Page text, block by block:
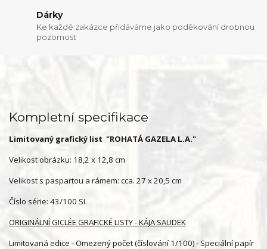
Dárky
Ke každé zakázce přidáváme jako poděkování drobnou
pozornost
Kompletní specifikace
Limitovaný grafický list "ROHATÁ GAZELA L.A."
Velikost obrázku: 18,2 x 12,8 cm
Velikost s paspartou a rámem: cca. 27 x 20,5 cm
Číslo série: 43/100 SI.
ORIGINÁLNÍ GICLÉE GRAFICKÉ LISTY - KÁJA SAUDEK
Limitovaná edice - Omezený počet (číslování 1/100) - Speciální papír